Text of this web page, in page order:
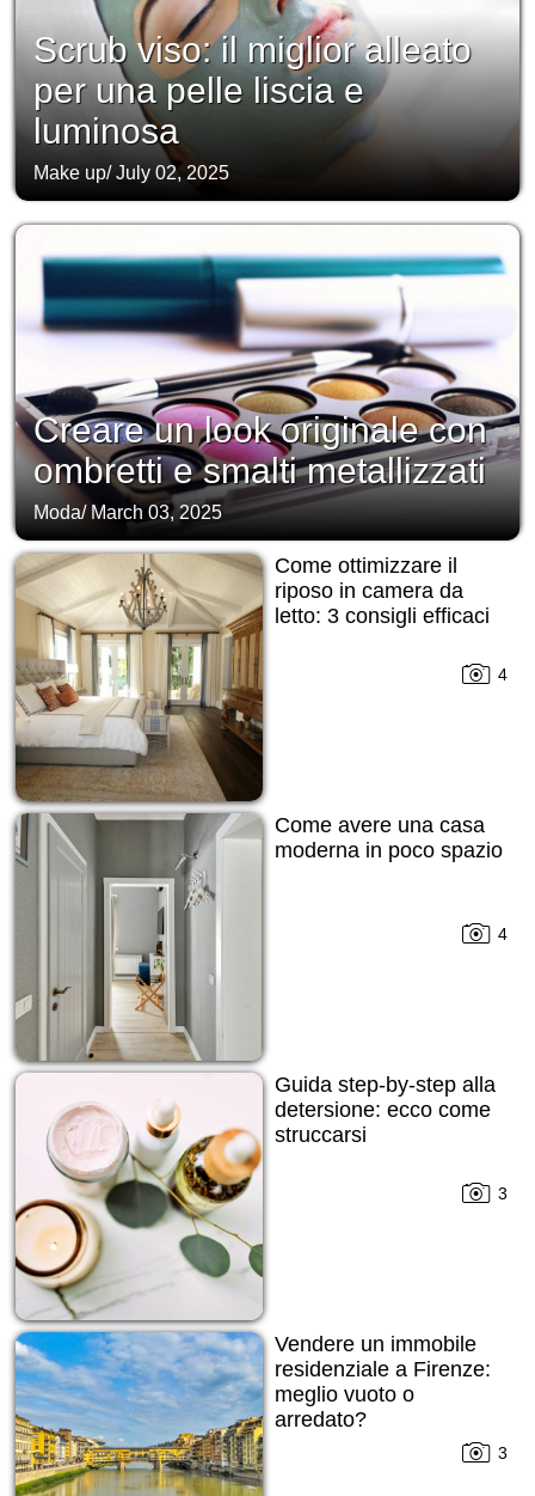
Scrub viso: il miglior alleato
per una pelle liscia e
luminosa
Make up/July 02, 2025
Creare un look originale con
ombretti e smalti metallizzati
Moda/ March 03, 2025
Come ottimizzare il
riposo in camera da
letto: 3 consigli efficaci
4
Come avere una casa
moderna in poco spazio
4
Guida step-by-step alla
detersione: ecco come
struccarsi
3
Vendere un immobile
residenziale a Firenze:
meglio vuoto o
arredato?
3